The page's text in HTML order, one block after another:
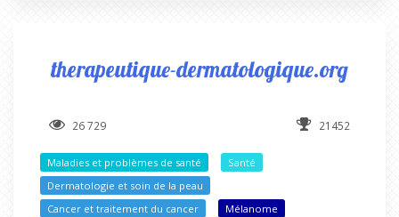
therapeutique-dermatologique.org
26 729 21452
Maladies et problèmes de santé
Santé
Dermatologie et soin de la peau
Cancer et traitement du cancer
Mélanome